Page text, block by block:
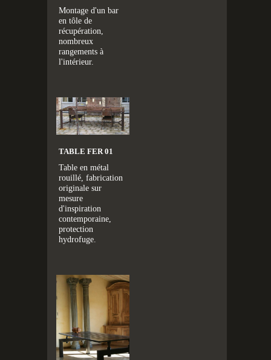
Montage d'un bar
en tôle de
récupération,
nombreux
rangements à
l'intérieur.
TABLE FER 01
Table en métal
rouillé, fabrication
originale sur
mesure
d'inspiration
contemporaine,
protection
hydrofuge.